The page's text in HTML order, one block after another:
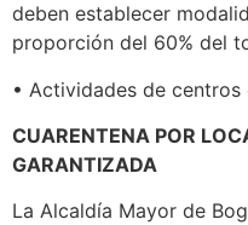
deben establecer
proporción del 60% del
• Actividades de
CUARENTENA POR
GARANTIZADA
La Alcaldía Mayor de